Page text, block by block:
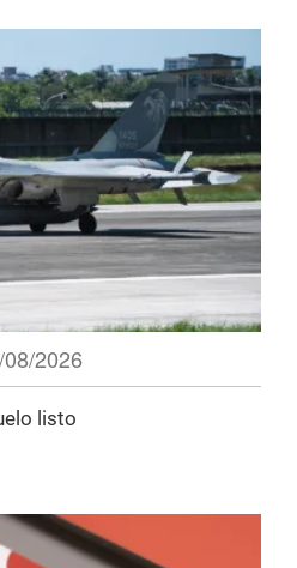
2026
listo